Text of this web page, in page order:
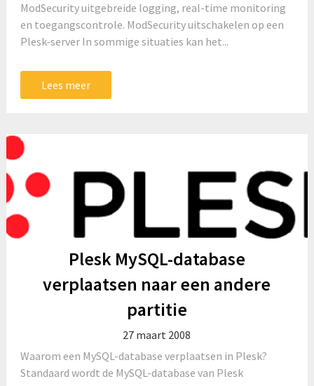
ModSecurity uitgebreide logging, real-time monitoring
en toegangscontrole. ModSecurity uitschakelen op een
Plesk-server In sommige situaties kan het...
Lees meer
Plesk MySQL-database
verplaatsen naar een andere
partitie
27 maart 2008
Waarom een MySQL-database verplaatsen in Plesk?
Standaard wordt de MySQL-database van Plesk